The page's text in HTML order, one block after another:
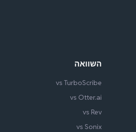
השוואה
vs TurboScribe
vs Otter.ai
vs Rev
vs Sonix